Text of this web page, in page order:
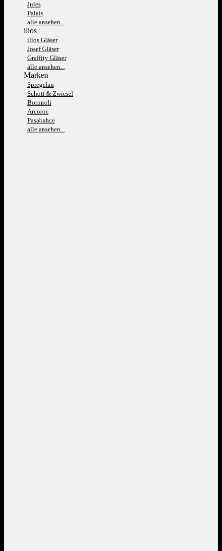
Jules
Palais
alle ansehen...
ilios
ilios Gläser
Josef Gläser
Graffity Gläser
alle ansehen...
Marken
Spiegelau
Schott & Zwiesel
Bormioli
Arcoroc
Pasabahce
alle ansehen...